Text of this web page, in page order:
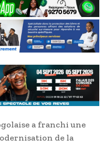
a franchi une
de la